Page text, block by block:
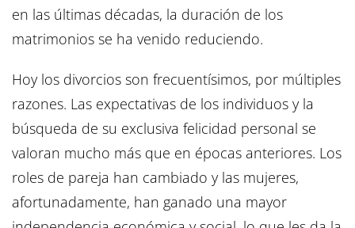
en las últimas décadas, la duración de los
matrimonios se ha venido reduciendo.
Hoy los divorcios son frecuentísimos, por múltiples
razones. Las expectativas de los individuos y la
búsqueda de su exclusiva felicidad personal se
valoran mucho más que en épocas anteriores. Los
roles de pareja han cambiado y las mujeres,
afortunadamente, han ganado una mayor